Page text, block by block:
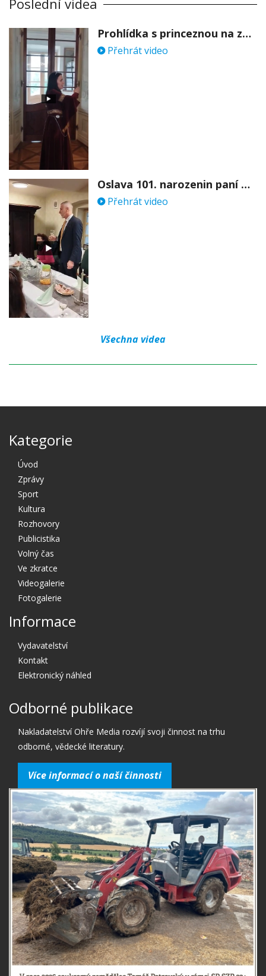
Prohlídka s princeznou na zámku Stekník
Přehrát video
Oslava 101. narozenin paní Věry Skořepové
Přehrát video
Všechna videa
Kategorie
Úvod
Zprávy
Sport
Kultura
Rozhovory
Publicistika
Volný čas
Ve zkratce
Videogalerie
Fotogalerie
Informace
Vydavatelství
Kontakt
Elektronický náhled
Odborné publikace
Nakladatelství Ohře Media rozvíjí svoji činnost na trhu
odborné, vědecké literatury.
Více informací o naší činnosti